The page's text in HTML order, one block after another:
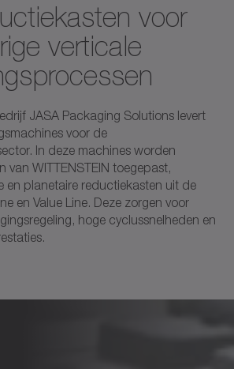
voor
verticale
JASA Packaging Solutions levert
voor de
In deze machines worden
van WITTENSTEIN toegepast,
en planetaire reductiekasten uit de
en Value Line. Deze zorgen voor
hoge cyclussnelheden en